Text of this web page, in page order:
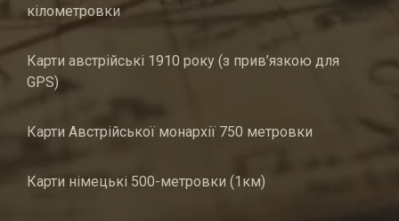
кілометровки
Карти австрійські 1910 року (з прив’язкою для
GPS)
Карти Австрійської монархії 750 метровки
Карти німецькі 500-метровки (1км)